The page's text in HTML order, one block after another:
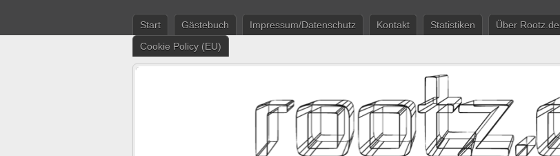
Start Gästebuch Impressum/Datenschutz Kontakt Statistiken
Über Rootz.de
Cookie Policy (EU)